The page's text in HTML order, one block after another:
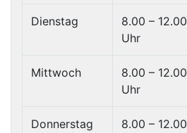
Dienstag
8.00 – 12.00
Uhr
Mittwoch
8.00 – 12.00
Uhr
Donnerstag
8.00 – 12.00